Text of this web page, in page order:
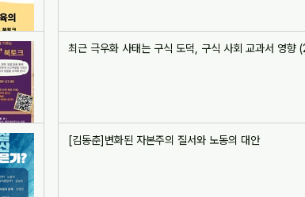
최근 극우화 사태는 구식 도덕, 구식 사회 교과서 영향
[김동춘]변화된 자본주의 질서와 노동의 대안